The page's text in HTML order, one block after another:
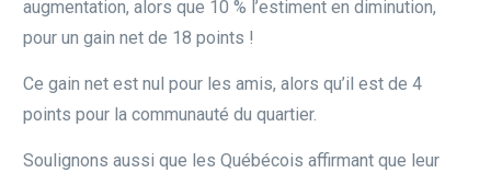
augmentation, alors que 10 % l’estiment en diminution,
pour un gain net de 18 points !
Ce gain net est nul pour les amis, alors qu’il est de 4
points pour la communauté du quartier.
Soulignons aussi que les Québécois affirmant que leur